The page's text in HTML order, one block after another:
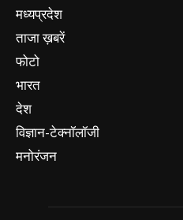
मध्यप्रदेश
ताजा ख़बरें
फोटो
भारत
देश
विज्ञान-टेक्नॉलॉजी
मनोरंजन